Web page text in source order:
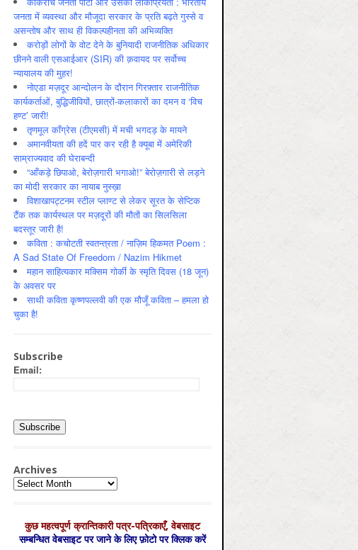
जनता में व्‍यवस्‍था और मौजूदा सरकार के प्रति बढ़ते गुस्‍से व
असन्‍तोष और साथ ही विकल्‍पहीनता की अभिव्‍यक्ति
करोड़ों लोगों के वोट देने के बुनियादी राजनीतिक अधिकार
छीनने वाली एसआईआर (SIR) की क़वायद पर सर्वोच्च
न्यायालय की मुहर!
नोएडा मज़दूर आन्दोलन के दौरान गिरफ़्तार राजनीतिक
कार्यकर्ताओं, बुद्धिजीवियों, छात्रों-कलाकारों का दमन व ‘विच
हण्ट’ जारी!
तृणमूल काँग्रेस (टीएमसी) में मची भगदड़ के मायने
अमानवीयता की हदें पार कर रही है क्यूबा में अमेरिकी
साम्राज्यवाद की घेराबन्दी
“आँकड़े छिपाओ, बेरोज़गारी भगाओ!” बेरोज़गारी से लड़ने
का मोदी सरकार का नायाब नुस्ख़ा
विशाखापट्टनम स्टील प्लाण्ट से लेकर सूरत के सेप्टिक
टैंक तक कार्यस्थल पर मज़दूरों की मौतों का सिलसिला
बदस्तूर जारी है!
कविता : कचोटती स्वतन्त्रता / नाज़िम हिकमत Poem :
A Sad State Of Freedom / Nazim Hikmet
महान साहित्यकार मक्सिम गोर्की के स्मृति दिवस (18 जून)
के अवसर पर
साथी कविता कृष्णपल्लवी की एक मौजूँ कविता – हमला हो
चुका है!
Subscribe
Email:
Archives
Archives
कुछ महत्‍वपूर्ण क्रान्तिकारी पत्र-पत्रिकाएँ, वेबसाइट
सम्‍बन्धित वेबसाइट पर जाने के लिए फ़ोटो पर क्लिक करें